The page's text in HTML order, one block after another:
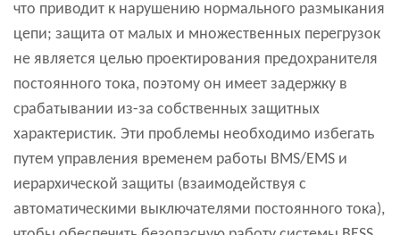
что приводит к нарушению нормального размыкания
цепи; защита от малых и множественных перегрузок
не является целью проектирования предохранителя
постоянного тока, поэтому он имеет задержку в
срабатывании из-за собственных защитных
характеристик. Эти проблемы необходимо избегать
путем управления временем работы BMS/EMS и
иерархической защиты (взаимодействуя с
автоматическими выключателями постоянного тока),